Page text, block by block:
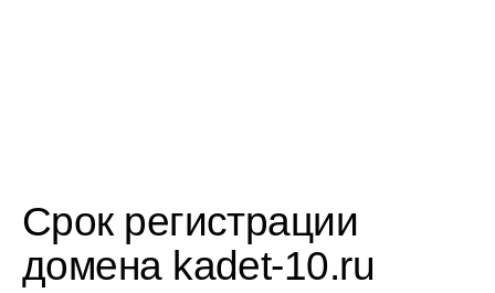
Срок регистрации
домена kadet-10.ru